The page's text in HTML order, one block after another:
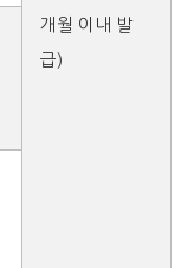
개월 이내 발
급)